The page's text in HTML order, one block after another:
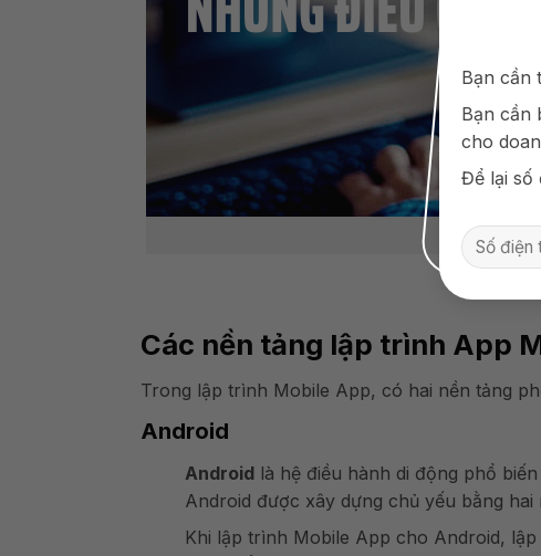
Bạn cần
Bạn cần
cho
Để lại số
Các nền tảng lập trình App
Trong lập trình Mobile App, có hai nền tảng
Android
Android là hệ điều hành di động phổ
Android được xây dựng chủ yếu bằng
Khi lập trình Mobile App cho Android,